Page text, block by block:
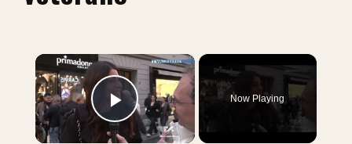
×
Play Video
Now Playing